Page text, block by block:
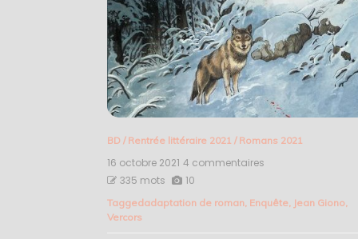
BD / Rentrée littéraire 2021 / Romans 2021
16 octobre 2021 4 commentaires
sans
335 mots 10
Taggedadaptation de roman, Enquête, Jean Giono,
Vercors